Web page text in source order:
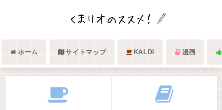
ホーム サイトマップ KALDI 漫画